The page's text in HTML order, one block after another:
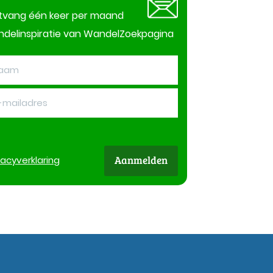
één keer per maand
van WandelZoekpagina
verklaring Aanmelden